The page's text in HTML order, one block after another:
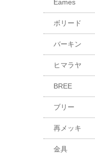
Eames
ボリード
バーキン
ヒマラヤ
BREE
ブリー
再メッキ
金具